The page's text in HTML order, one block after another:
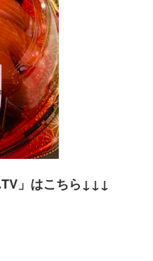
」はこちら↓↓↓